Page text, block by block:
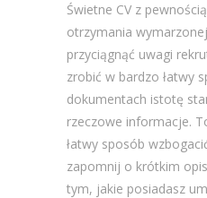
Świetne CV z
otrzymania
przyciągnąć uwagi
zrobić w bardzo łatwy
dokumentach istotę
rzeczowe informacje.
łatwy sposób
zapomnij o krótkim
tym, jakie posiadasz